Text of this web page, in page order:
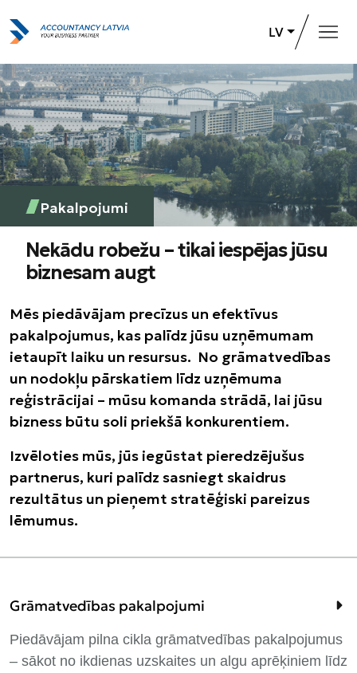
LV
Galvenā
Pakalpojumi
Par uzņēmumu
Karjeras iespējas
+371 26 732 031 Sazināties
Pakalpojumi
Nekādu robežu – tikai iespējas jūsu
biznesam augt
Mēs piedāvājam precīzus un efektīvus
pakalpojumus, kas palīdz jūsu uzņēmumam
ietaupīt laiku un resursus. No grāmatvedības
un nodokļu pārskatiem līdz uzņēmuma
reģistrācijai – mūsu komanda strādā, lai jūsu
bizness būtu soli priekšā konkurentiem.
Izvēloties mūs, jūs iegūstat pieredzējušus
partnerus, kuri palīdz sasniegt skaidrus
rezultātus un pieņemt stratēģiski pareizus
lēmumus.
Grāmatvedības pakalpojumi
Piedāvājam pilna cikla grāmatvedības pakalpojumus
– sākot no ikdienas uzskaites un algu aprēķiniem līdz